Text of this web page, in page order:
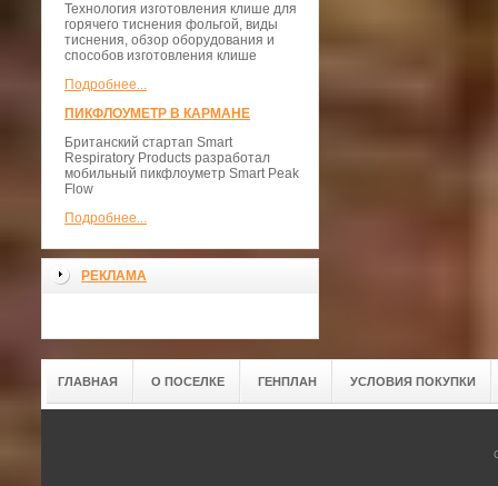
Технология изготовления клише для
горячего тиснения фольгой, виды
тиснения, обзор оборудования и
способов изготовления клише
Подробнее...
ПИКФЛОУМЕТР В КАРМАНЕ
Британский стартап Smart
Respiratory Products разработал
мобильный пикфлоуметр Smart Peak
Flow
Подробнее...
РЕКЛАМА
ГЛАВНАЯ О ПОСЕЛКЕ ГЕНПЛАН УСЛОВИЯ ПОКУПКИ